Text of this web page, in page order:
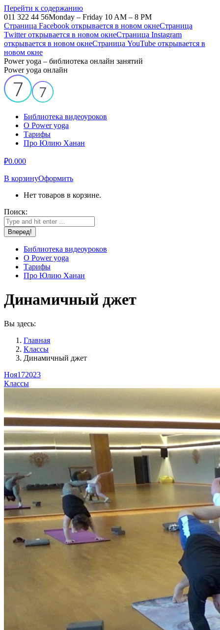
Перейти к содержанию
011 322 44 56Monday – Friday 10 AM – 8 PM
Страница Facebook открывается в новом окнеСтраница
Twitter открывается в новом окнеСтраница Instagram
открывается в новом окнеСтраница YouTube открывается в
новом окне
Power yoga – библиотека онлайн занятий
Power yoga онлайн
Библиотека видеоуроков
О Power yoga
Тарифы
Про Юлию Ханан
₽0.000
В корзинуОформить
Нет товаров в корзине.
Поиск:
Библиотека видеоуроков
О Power yoga
Тарифы
Про Юлию Ханан
Динамичный джет
Вы здесь:
Главная
Классы
Динамичный джет
Ноя172023
Классы